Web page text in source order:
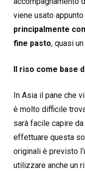
viene usato
principalmente
fine pasto, quasi
Il riso come base
In Asia il pane che
è molto difficile
sarà facile capire
effettuare questa
originali è previsto
utilizzare anche un